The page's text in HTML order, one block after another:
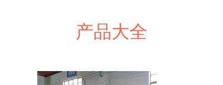
产品大全